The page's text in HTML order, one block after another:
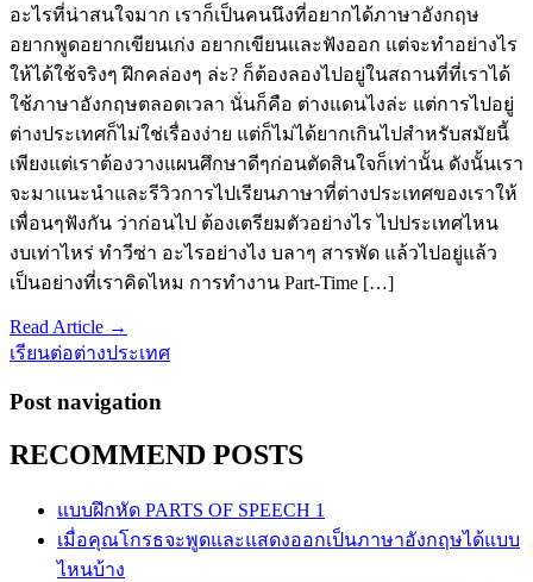
อะไรที่น่าสนใจมาก เราก็เป็นคนนึงที่อยากได้ภาษาอังกฤษ
อยากพูดอยากเขียนเก่ง อยากเขียนและฟังออก แต่จะทำอย่างไร
ให้ได้ใช้จริงๆ ฝึกคล่องๆ ล่ะ? ก็ต้องลองไปอยู่ในสถานที่ที่เราได้
ใช้ภาษาอังกฤษตลอดเวลา นั่นก็คือ ต่างแดนไงล่ะ แต่การไปอยู่
ต่างประเทศก็ไม่ใช่เรื่องง่าย แต่ก็ไม่ได้ยากเกินไปสำหรับสมัยนี้
เพียงแต่เราต้องวางแผนศึกษาดีๆก่อนตัดสินใจก็เท่านั้น ดังนั้นเรา
จะมาแนะนำและรีวิวการไปเรียนภาษาที่ต่างประเทศของเราให้
เพื่อนๆฟังกัน ว่าก่อนไป ต้องเตรียมตัวอย่างไร ไปประเทศไหน
งบเท่าไหร่ ทำวีซ่า อะไรอย่างไง บลาๆ สารพัด แล้วไปอยู่แล้ว
เป็นอย่างที่เราคิดไหม การทำงาน Part-Time […]
Read Article →
เรียนต่อต่างประเทศ
Post navigation
RECOMMEND POSTS
แบบฝึกหัด PARTS OF SPEECH 1
เมื่อคุณโกรธจะพูดและแสดงออกเป็นภาษาอังกฤษได้แบบ
ไหนบ้าง